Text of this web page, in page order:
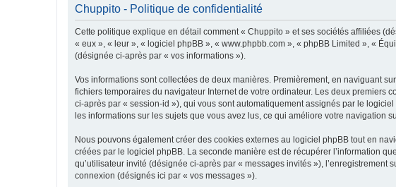
Chuppito - Politique de confidentialité
Cette politique explique en détail comment « Chuppito » et ses sociétés affiliées
« eux », « leur », « logiciel phpBB », « www.phpbb.com », « phpBB Limited », «
(désignée ci-après par « vos informations »).
Vos informations sont collectées de deux manières. Premièrement, en naviguant
fichiers temporaires du navigateur Internet de votre ordinateur. Les deux premiers
ci-après par « session-id »), qui vous sont automatiquement assignés par le
les informations sur les sujets que vous avez lus, ce qui améliore votre navigation
Nous pouvons également créer des cookies externes au logiciel phpBB tout en
créées par le logiciel phpBB. La seconde manière est de récupérer l’information
qu’utilisateur invité (désignée ci-après par « messages invités »),
connexion (désignés ici par « vos messages »).